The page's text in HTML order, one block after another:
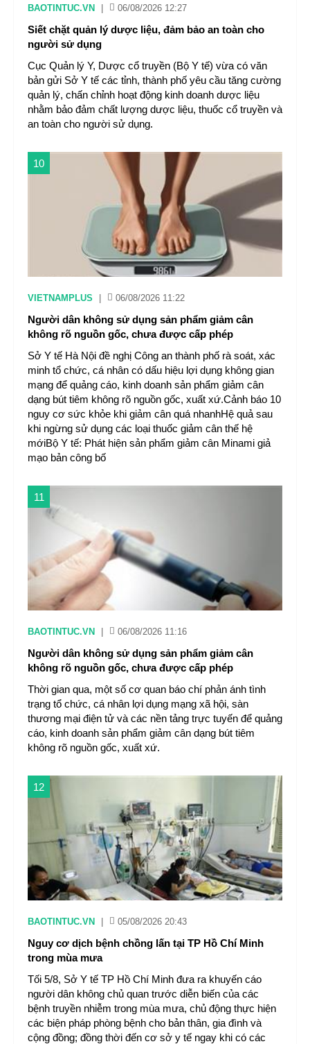
BAOTINTUC.VN 06/08/2026 12:27
Siết chặt quản lý dược liệu, đảm bảo an toàn cho
người sử dụng
Cục Quản lý Y, Dược cổ truyền (Bộ Y tế) vừa có văn
bản gửi Sở Y tế các tỉnh, thành phố yêu cầu tăng cường
quản lý, chấn chỉnh hoạt động kinh doanh dược liệu
nhằm bảo đảm chất lượng dược liệu, thuốc cổ truyền và
an toàn cho người sử dụng.
10
VIETNAMPLUS 06/08/2026 11:22
Người dân không sử dụng sản phẩm giảm cân
không rõ nguồn gốc, chưa được cấp phép
Sở Y tế Hà Nội đề nghị Công an thành phố rà soát, xác
minh tổ chức, cá nhân có dấu hiệu lợi dụng không gian
mạng để quảng cáo, kinh doanh sản phẩm giảm cân
dạng bút tiêm không rõ nguồn gốc, xuất xứ.Cảnh báo 10
nguy cơ sức khỏe khi giảm cân quá nhanhHệ quả sau
khi ngừng sử dụng các loại thuốc giảm cân thế hệ
mớiBộ Y tế: Phát hiện sản phẩm giảm cân Minami giả
mạo bản công bố
11
BAOTINTUC.VN 06/08/2026 11:16
Người dân không sử dụng sản phẩm giảm cân
không rõ nguồn gốc, chưa được cấp phép
Thời gian qua, một số cơ quan báo chí phản ánh tình
trạng tổ chức, cá nhân lợi dụng mạng xã hội, sàn
thương mại điện tử và các nền tảng trực tuyến để quảng
cáo, kinh doanh sản phẩm giảm cân dạng bút tiêm
không rõ nguồn gốc, xuất xứ.
12
BAOTINTUC.VN 05/08/2026 20:43
Nguy cơ dịch bệnh chồng lấn tại TP Hồ Chí Minh
trong mùa mưa
Tối 5/8, Sở Y tế TP Hồ Chí Minh đưa ra khuyến cáo
người dân không chủ quan trước diễn biến của các
bệnh truyền nhiễm trong mùa mưa, chủ động thực hiện
các biện pháp phòng bệnh cho bản thân, gia đình và
cộng đồng; đồng thời đến cơ sở y tế ngay khi có các